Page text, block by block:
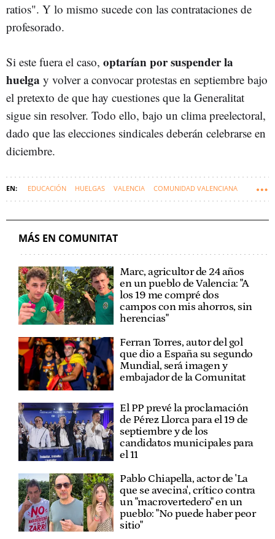
ratios". Y lo mismo sucede con las contrataciones de
profesorado.
Si este fuera el caso, optarían por suspender la
huelga y volver a convocar protestas en septiembre bajo
el pretexto de que hay cuestiones que la Generalitat
sigue sin resolver. Todo ello, bajo un clima preelectoral,
dado que las elecciones sindicales deberán celebrarse en
diciembre.
EDUCACIÓN HUELGAS VALENCIA COMUNIDAD VALENCIANA
MÁS EN COMUNITAT
Marc, agricultor de 24 años
en un pueblo de Valencia: "A
los 19 me compré dos
campos con mis ahorros, sin
herencias"
Ferran Torres, autor del gol
que dio a España su segundo
Mundial, será imagen y
embajador de la Comunitat
El PP prevé la proclamación
de Pérez Llorca para el 19 de
septiembre y de los
candidatos municipales para
el 11
Pablo Chiapella, actor de 'La
que se avecina', crítico contra
un "macrovertedero" en un
pueblo: "No puede haber peor
sitio"